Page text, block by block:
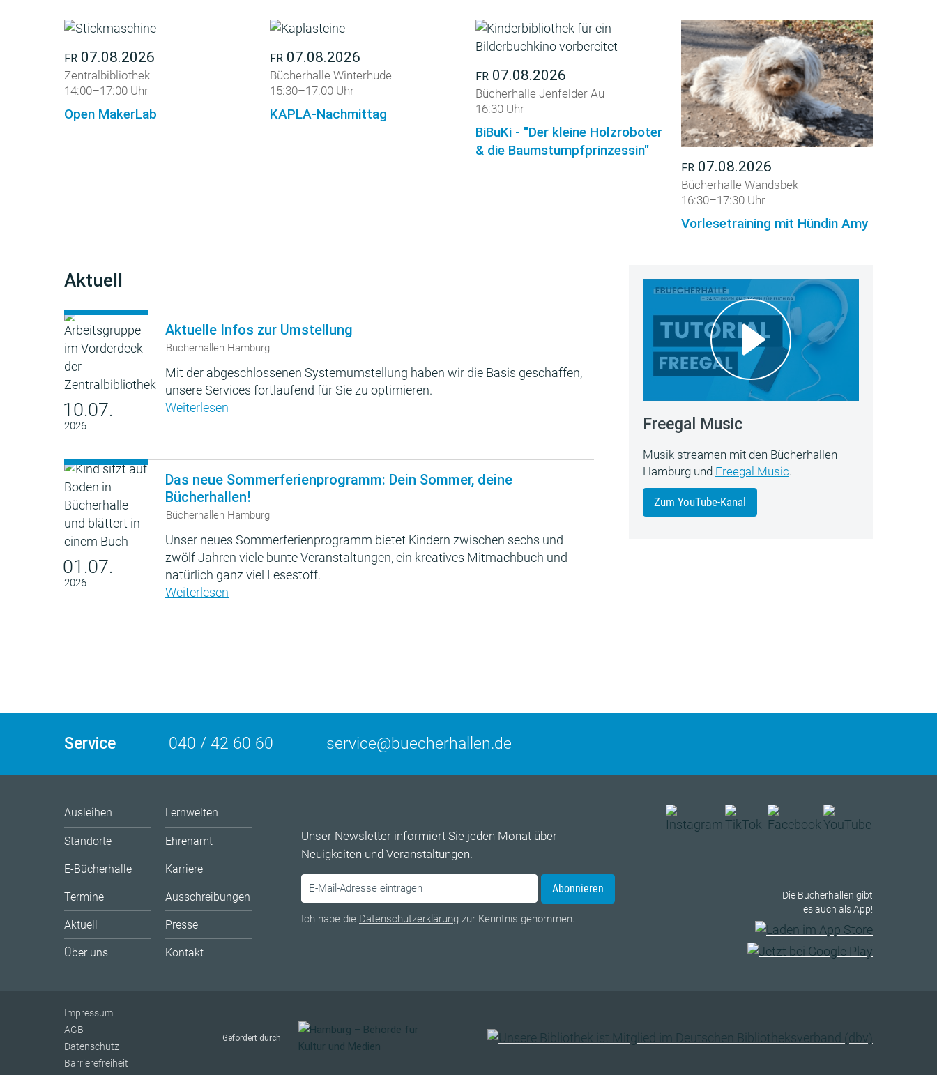
FR 07.08.2026
Zentralbibliothek
14:00–17:00 Uhr
Open MakerLab
FR 07.08.2026
Bücherhalle Winterhude
15:30–17:00 Uhr
KAPLA-Nachmittag
FR 07.08.2026
Bücherhalle Jenfelder Au
16:30 Uhr
BiBuKi - "Der kleine Holzroboter
& die Baumstumpfprinzessin"
FR 07.08.2026
Bücherhalle Wandsbek
16:30–17:30 Uhr
Vorlesetraining mit Hündin Amy
Aktuell
10.07.
2026
Aktuelle Infos zur Umstellung
Bücherhallen Hamburg
Mit der abgeschlossenen Systemumstellung haben wir die Basis geschaffen,
unsere Services fortlaufend für Sie zu optimieren.
Weiterlesen
01.07.
2026
Das neue Sommerferienprogramm: Dein Sommer, deine
Bücherhallen!
Bücherhallen Hamburg
Unser neues Sommerferienprogramm bietet Kindern zwischen sechs und
zwölf Jahren viele bunte Veranstaltungen, ein kreatives Mitmachbuch und
natürlich ganz viel Lesestoff.
Weiterlesen
Freegal Music
Musik streamen mit den Bücherhallen
Hamburg und Freegal Music.
Zum YouTube-Kanal
Service 040 / 42 60 60 service@buecherhallen.de
Ausleihen
Standorte
E-Bücherhalle
Termine
Aktuell
Über uns
Lernwelten
Ehrenamt
Karriere
Ausschreibungen
Presse
Kontakt
Unser Newsletter informiert Sie jeden Monat über
Neuigkeiten und Veranstaltungen.
Abonnieren
Ich habe die Datenschutzerklärung zur Kenntnis genommen.
Die Bücherhallen gibt
es auch als App!
Impressum
AGB
Datenschutz
Barrierefreiheit
Gefördert durch